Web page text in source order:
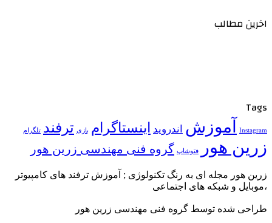
اخرین مطالب
Tags
Instagram آموزش اندروید اینستاگرام بازی ترفند تلگرام
زرین هور فتوشاپ گروه فنی مهندسی زرین هور
زرین هور مجله ای به رنگ تکنولوژی ; آموزش ترفند های کامپیوتر
،موبایل و شبکه های اجتماعی
طراحی شده توسط گروه فنی مهندسی زرین هور